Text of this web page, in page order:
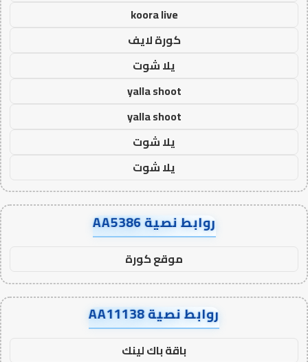
koora live
كورة لايف
يلا شوت
yalla shoot
yalla shoot
يلا شوت
يلا شوت
روابط نصية AA5386
موقع كورة
روابط نصية AA11138
باقة باك لينك